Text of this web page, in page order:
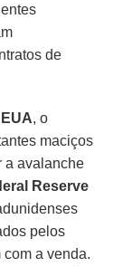
de
EUA, o
maciços
a avalanche
Reserve
pelos
a venda.